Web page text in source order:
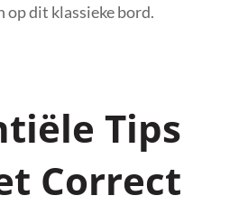
op dit klassieke bord.
Tips
Correct